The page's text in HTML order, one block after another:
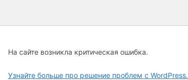
На сайте возникла критическая ошибка.
Узнайте больше про решение проблем с WordPress.